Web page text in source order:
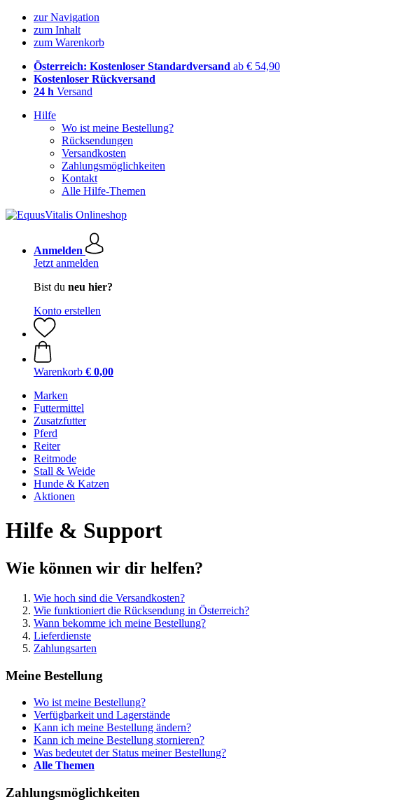
zur Navigation
zum Inhalt
zum Warenkorb
Österreich: Kostenloser Standardversand ab € 54,90
Kostenloser Rückversand
24 h Versand
Hilfe
Wo ist meine Bestellung?
Rücksendungen
Versandkosten
Zahlungsmöglichkeiten
Kontakt
Alle Hilfe-Themen
Anmelden
Jetzt anmelden
Bist du neu hier?
Konto erstellen
Warenkorb € 0,00
Marken
Futtermittel
Zusatzfutter
Pferd
Reiter
Reitmode
Stall & Weide
Hunde & Katzen
Aktionen
Hilfe & Support
Wie können wir dir helfen?
Wie hoch sind die Versandkosten?
Wie funktioniert die Rücksendung in Österreich?
Wann bekomme ich meine Bestellung?
Lieferdienste
Zahlungsarten
Meine Bestellung
Wo ist meine Bestellung?
Verfügbarkeit und Lagerstände
Kann ich meine Bestellung ändern?
Kann ich meine Bestellung stornieren?
Was bedeutet der Status meiner Bestellung?
Alle Themen
Zahlungsmöglichkeiten